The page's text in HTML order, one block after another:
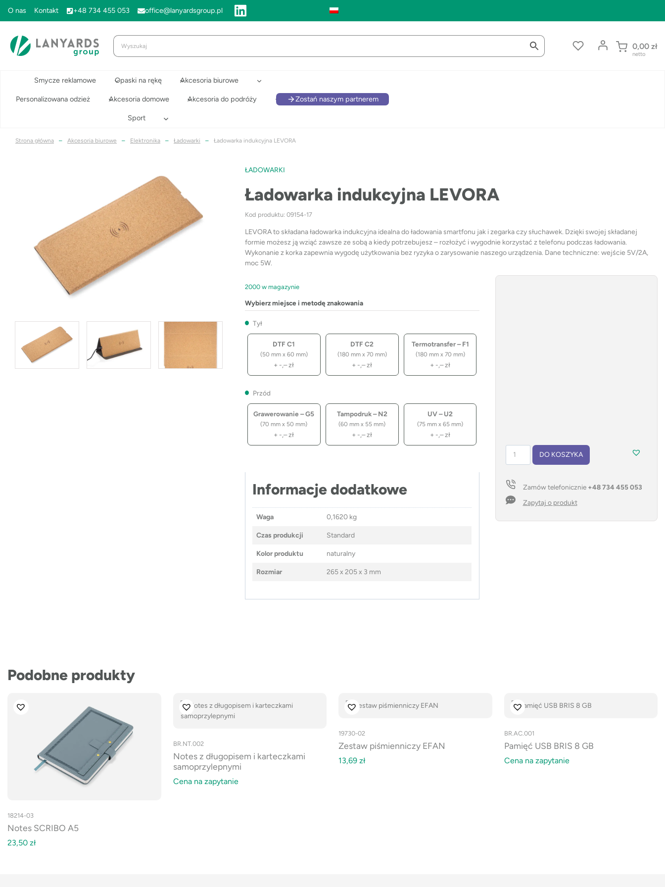
O nas Kontakt +48 734 455 053 office@lanyardsgroup.pl
0,00 zł
netto
Smycze reklamowe Opaski na rękę Akcesoria biurowe
Personalizowana odzież Akcesoria domowe Akcesoria do podróży
Sport
Zostań naszym partnerem
Strona główna – Akcesoria biurowe – Elektronika – Ładowarki – Ładowarka indukcyjna LEVORA
ŁADOWARKI
Ładowarka indukcyjna LEVORA
Kod produktu: 09154-17
LEVORA to składana ładowarka indukcyjna idealna do ładowania smartfonu jak i zegarka czy słuchawek. Dzięki swojej składanej
formie możesz ją wziąć zawsze ze sobą a kiedy potrzebujesz – rozłożyć i wygodnie korzystać z telefonu podczas ładowania.
Wykonanie z korka zapewnia wygodę użytkowania bez ryzyka o zarysowanie naszego urządzenia. Dane techniczne: wejście 5V/2A,
moc 5W.
2000 w magazynie
Wybierz miejsce i metodę znakowania
Tył
DTF C1
(50 mm x 60 mm)
+ -,–zł
DTF C2
(180 mm x 70 mm)
+ -,–zł
Termotransfer – F1
(180 mm x 70 mm)
+ -,–zł
Przód
Grawerowanie – G5
(70 mm x 50 mm)
+ -,–zł
Tampodruk – N2
(60 mm x 55 mm)
+ -,–zł
UV – U2
(75 mm x 65 mm)
+ -,–zł
Ładowarka
LEVORA
DO KOSZYKA
Zamów telefonicznie +48 734 455 053
Zapytaj o produkt
Informacje dodatkowe
Waga 0,1620 kg
Czas produkcji Standard
Kolor produktu naturalny
Rozmiar 265 x 205 x 3 mm
Podobne produkty
18214-03
Notes SCRIBO A5
23,50 zł
BR.NT.002
Notes z długopisem i karteczkami
samoprzylepnymi
Cena na zapytanie
19730-02
Zestaw piśmienniczy EFAN
13,69 zł
BR.AC.001
Pamięć USB BRIS 8 GB
Cena na zapytanie